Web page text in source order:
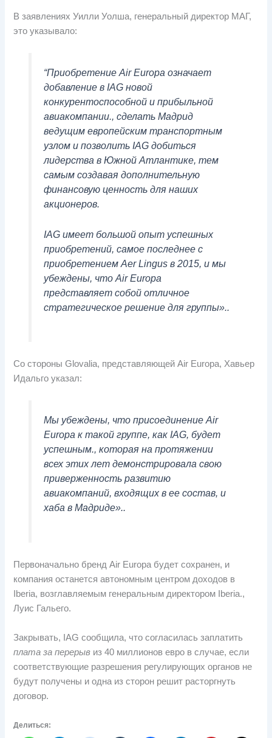
В заявлениях Уилли Уолша, генеральный директор МАГ,
это указывало:
“Приобретение Air Europa означает
добавление в IAG новой
конкурентоспособной и прибыльной
авиакомпании., сделать Мадрид
ведущим европейским транспортным
узлом и позволить IAG добиться
лидерства в Южной Атлантике, тем
самым создавая дополнительную
финансовую ценность для наших
акционеров.
IAG имеет большой опыт успешных
приобретений, самое последнее с
приобретением Aer Lingus в 2015, и мы
убеждены, что Air Europa
представляет собой отличное
стратегическое решение для группы»..
Со стороны Glovalia, представляющей Air Europa, Хавьер
Идальго указал:
Мы убеждены, что присоединение Air
Europa к такой группе, как IAG, будет
успешным., которая на протяжении
всех этих лет демонстрировала свою
приверженность развитию
авиакомпаний, входящих в ее состав, и
хаба в Мадриде»..
Первоначально бренд Air Europa будет сохранен, и
компания останется автономным центром доходов в
Iberia, возглавляемым генеральным директором Iberia.,
Луис Гальего.
Закрывать, IAG сообщила, что согласилась заплатить
плата за перерыв из 40 миллионов евро в случае, если
соответствующие разрешения регулирующих органов не
будут получены и одна из сторон решит расторгнуть
договор.
Делиться: